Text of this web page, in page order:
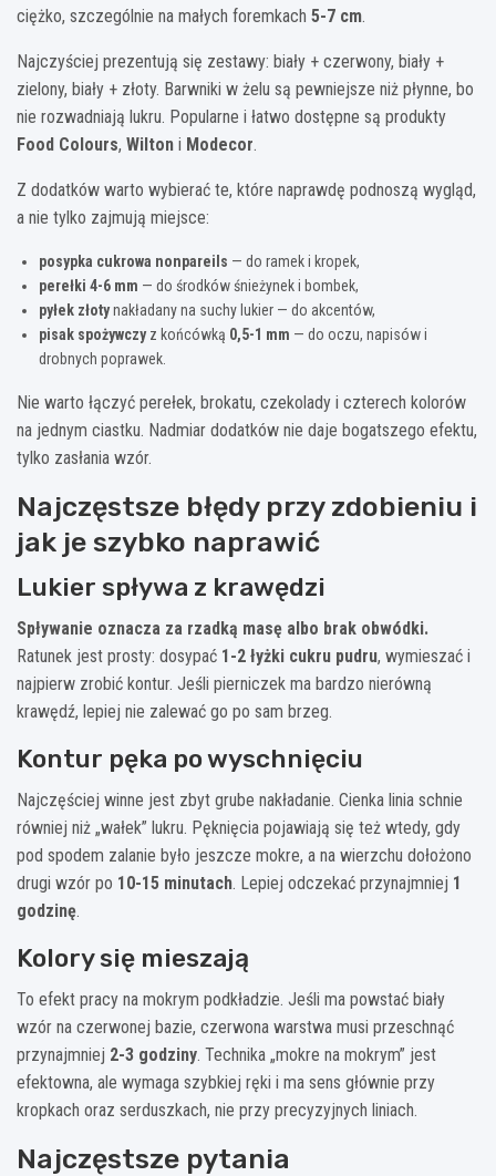
ciężko, szczególnie na małych foremkach 5-7 cm.
Najczyściej prezentują się zestawy: biały + czerwony, biały +
zielony, biały + złoty. Barwniki w żelu są pewniejsze niż płynne, bo
nie rozwadniają lukru. Popularne i łatwo dostępne są produkty
Food Colours, Wilton i Modecor.
Z dodatków warto wybierać te, które naprawdę podnoszą wygląd,
a nie tylko zajmują miejsce:
posypka cukrowa nonpareils — do ramek i kropek,
perełki 4-6 mm — do środków śnieżynek i bombek,
pyłek złotynakładany na suchy lukier — do akcentów,
pisak spożywczyz końcówką 0,5-1 mm — do oczu, napisów i
drobnych poprawek.
Nie warto łączyć perełek, brokatu, czekolady i czterech kolorów
na jednym ciastku. Nadmiar dodatków nie daje bogatszego efektu,
tylko zasłania wzór.
Najczęstsze błędy przy zdobieniu i
jak je szybko naprawić
Lukier spływa z krawędzi
Spływanie oznacza za rzadką masę albo brak obwódki.
Ratunek jest prosty: dosypać 1-2 łyżki cukru pudru, wymieszać i
najpierw zrobić kontur. Jeśli pierniczek ma bardzo nierówną
krawędź, lepiej nie zalewać go po sam brzeg.
Kontur pęka po wyschnięciu
Najczęściej winne jest zbyt grube nakładanie. Cienka linia schnie
równiej niż „wałek” lukru. Pęknięcia pojawiają się też wtedy, gdy
pod spodem zalanie było jeszcze mokre, a na wierzchu dołożono
drugi wzór po 10-15 minutach. Lepiej odczekać przynajmniej 1
godzinę.
Kolory się mieszają
To efekt pracy na mokrym podkładzie. Jeśli ma powstać biały
wzór na czerwonej bazie, czerwona warstwa musi przeschnąć
przynajmniej 2-3 godziny. Technika „mokre na mokrym” jest
efektowna, ale wymaga szybkiej ręki i ma sens głównie przy
kropkach oraz serduszkach, nie przy precyzyjnych liniach.
Najczęstsze pytania